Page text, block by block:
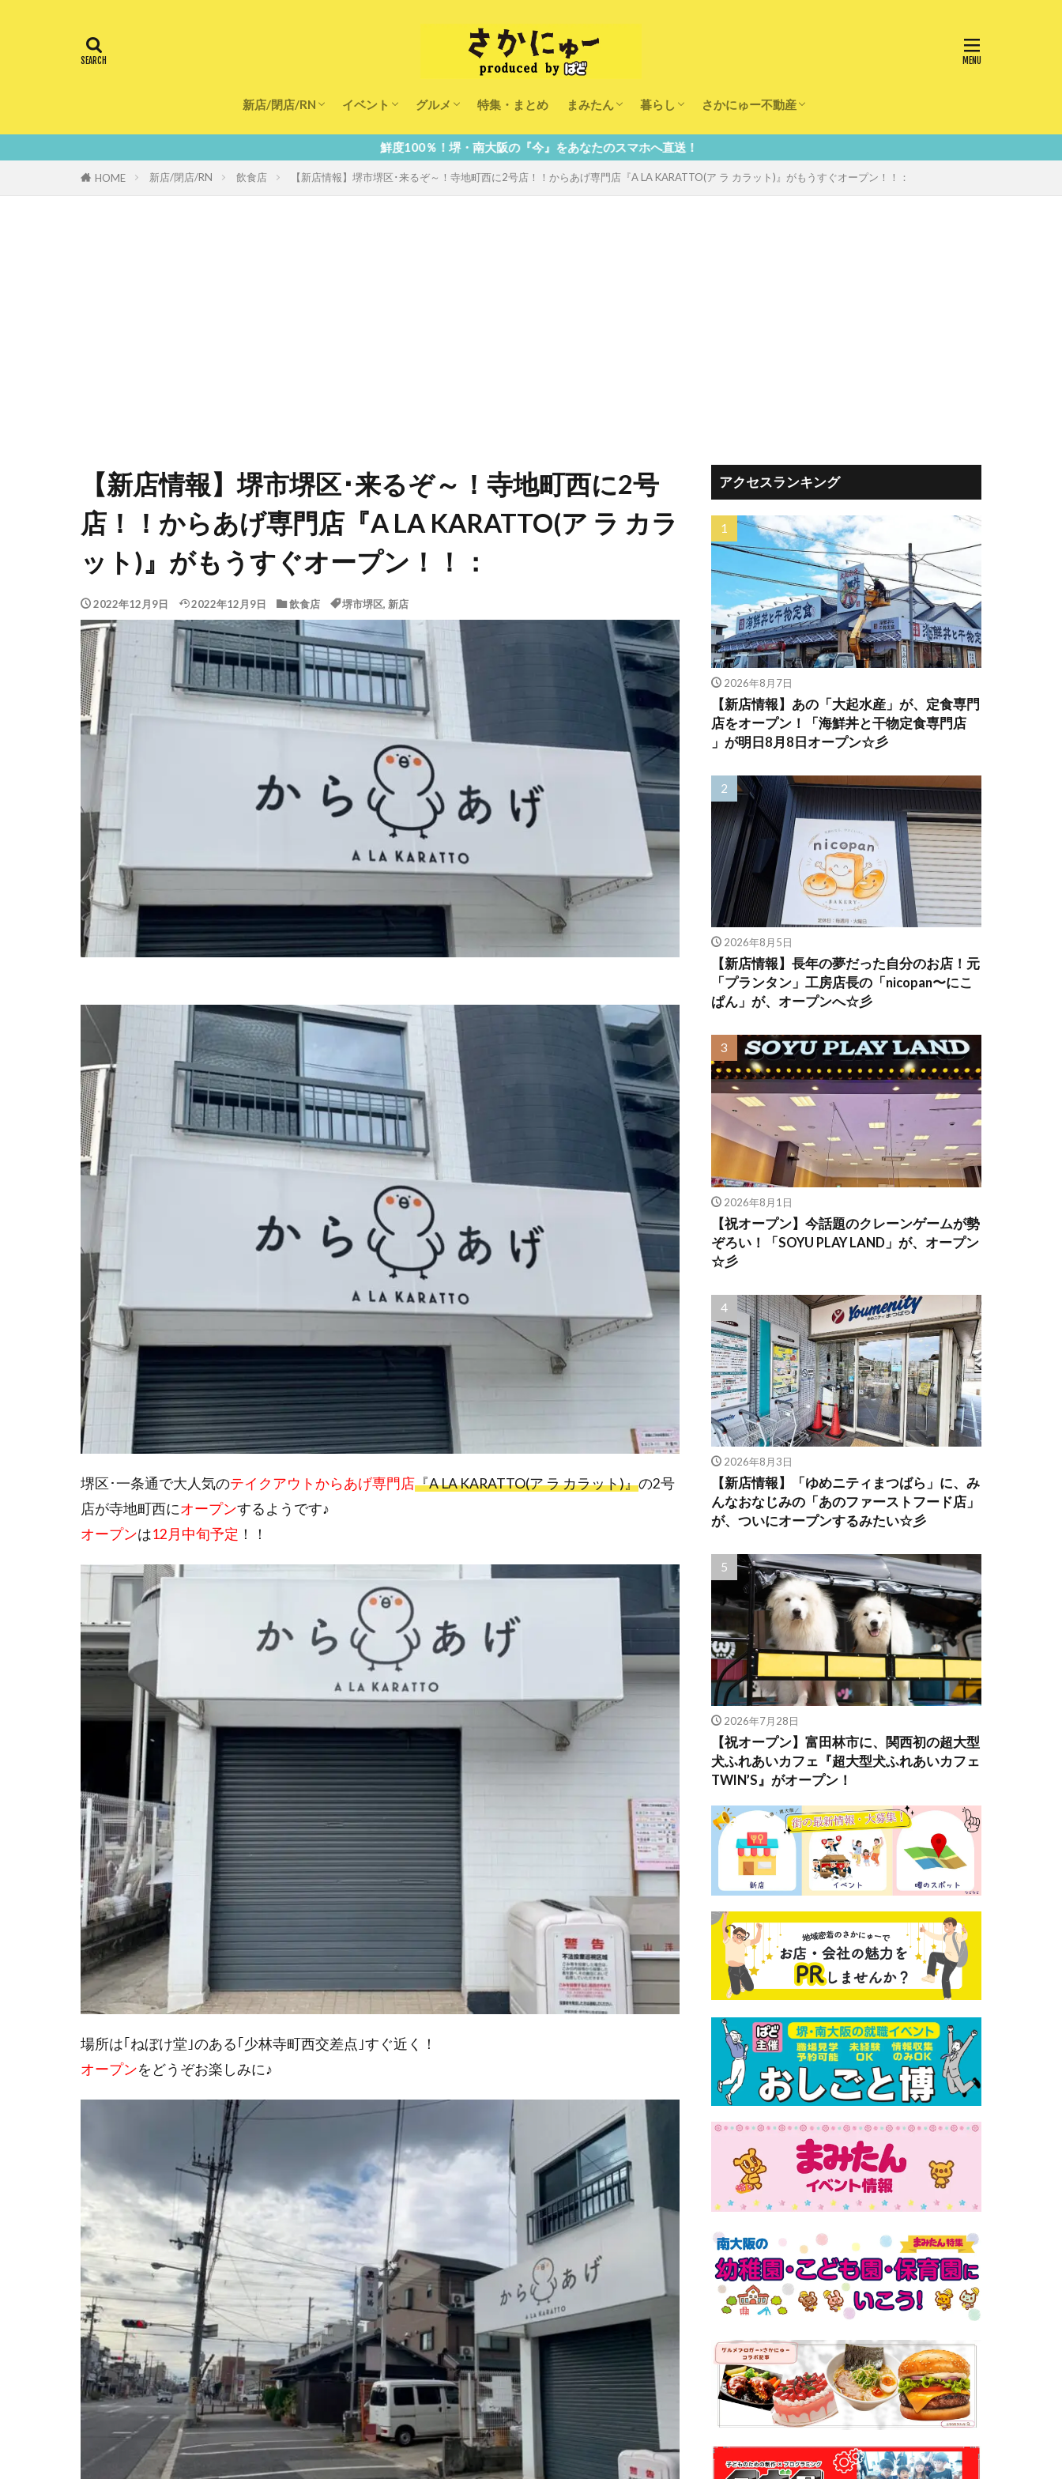
新店/閉店/RN イベント
キッズ
グルメ
ランチ
カフェ
特集・まとめ まみたん
まみたんイベント・おでかけ
習い事・キャンペーン
幼稚園・こども園・保育園
暮らし
医療
美容・健康
大人の習い事
キッズ
子供の教育
子供の習い事
おしごと
さかにゅー不動産
鮮度100％！堺・南大阪の『今』をあなたのスマホへ直送！
HOME 新店/閉店/RN 飲食店 【新店情報】堺市堺区･来るぞ～！寺地町西に2号店！！からあげ専門店『A LA KARATTO(ア ラ カラット)』がもうすぐオープン！！：
【新店情報】堺市堺区･来るぞ～！寺地町西に2号
店！！からあげ専門店『A LA KARATTO(ア ラ カラ
ット)』がもうすぐオープン！！：
2022年12月9日 2022年12月9日 飲食店 堺市堺区, 新店
堺区･一条通で大人気のテイクアウトからあげ専門店『A LA KARATTO(ア ラ カラット)』の2号
店が寺地町西にオープンするようです♪
オープンは12月中旬予定 ！！
場所は｢ねぼけ堂｣のある｢少林寺町西交差点｣すぐ近く！
オープンをどうぞお楽しみに♪
アクセスランキング
2026年8月7日
【新店情報】あの「大起水産」が、定食専門
店をオープン！「海鮮丼と干物定食専門店
」が明日8月8日オープン☆彡
2026年8月5日
【新店情報】長年の夢だった自分のお店！元
「プランタン」工房店長の「nicopan〜にこ
ぱん」が、オープンへ☆彡
2026年8月1日
【祝オープン】今話題のクレーンゲームが勢
ぞろい！「SOYU PLAY LAND」が、オープン
☆彡
2026年8月3日
【新店情報】「ゆめニティまつばら」に、み
んなおなじみの「あのファーストフード店」
が、ついにオープンするみたい☆彡
2026年7月28日
【祝オープン】富田林市に、関西初の超大型
犬ふれあいカフェ『超大型犬ふれあいカフェ
TWIN’S』がオープン！